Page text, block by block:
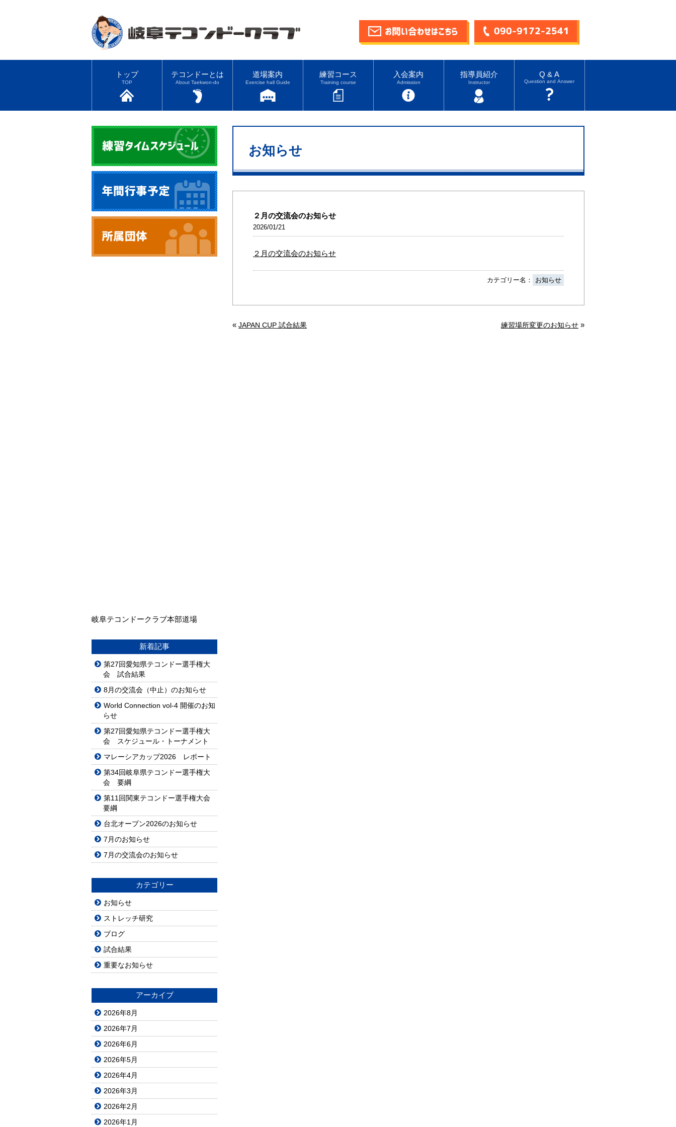
トップ
TOP
テコンドーとは
About Taekwon-do
道場案内
Exercise hall Guide
練習コース
Training course
入会案内
Admission
指導員紹介
Instructor
Q & A
Question and Answer
お知らせ
２月の交流会のお知らせ
2026/01/21
２月の交流会のお知らせ
カテゴリー名： お知らせ
« JAPAN CUP 試合結果 練習場所変更のお知らせ »
岐阜テコンドークラブ本部道場
新着記事
第27回愛知県テコンドー選手権大
会 試合結果
8月の交流会（中止）のお知らせ
World Connection vol-4 開催のお知
らせ
第27回愛知県テコンドー選手権大
会 スケジュール・トーナメント
マレーシアカップ2026 レポート
第34回岐阜県テコンドー選手権大
会 要綱
第11回関東テコンドー選手権大会
要綱
台北オープン2026のお知らせ
7月のお知らせ
7月の交流会のお知らせ
カテゴリー
お知らせ
ストレッチ研究
ブログ
試合結果
重要なお知らせ
アーカイブ
2026年8月
2026年7月
2026年6月
2026年5月
2026年4月
2026年3月
2026年2月
2026年1月